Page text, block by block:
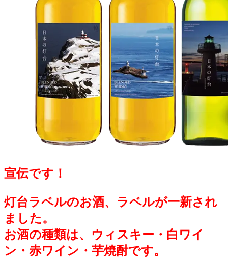
宣伝です！
灯台ラベルのお酒、ラベルが一新され
ました。
お酒の種類は、ウィスキー・白ワイ
ン・赤ワイン・芋焼酎です。